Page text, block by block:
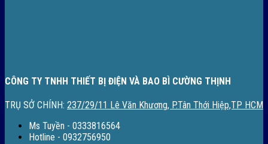
CÔNG TY TNHH THIẾT BỊ ĐIỆN VÀ BAO BÌ CƯỜNG THỊNH
TRỤ SỞ CHÍNH: 237/29/11 Lê Văn Khương, P.Tân Thới Hiệp,TP HCM
Ms Tuyền - 0333816564
Hotline - 0932756950